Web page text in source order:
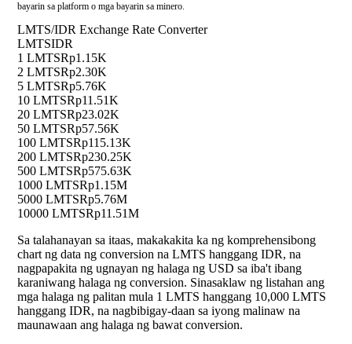
bayarin sa platform o mga bayarin sa minero.
LMTS/IDR Exchange Rate Converter
LMTSIDR
1 LMTSRp1.15K
2 LMTSRp2.30K
5 LMTSRp5.76K
10 LMTSRp11.51K
20 LMTSRp23.02K
50 LMTSRp57.56K
100 LMTSRp115.13K
200 LMTSRp230.25K
500 LMTSRp575.63K
1000 LMTSRp1.15M
5000 LMTSRp5.76M
10000 LMTSRp11.51M
Sa talahanayan sa itaas, makakakita ka ng komprehensibong
chart ng data ng conversion na LMTS hanggang IDR, na
nagpapakita ng ugnayan ng halaga ng USD sa iba't ibang
karaniwang halaga ng conversion. Sinasaklaw ng listahan ang
mga halaga ng palitan mula 1 LMTS hanggang 10,000 LMTS
hanggang IDR, na nagbibigay-daan sa iyong malinaw na
maunawaan ang halaga ng bawat conversion.